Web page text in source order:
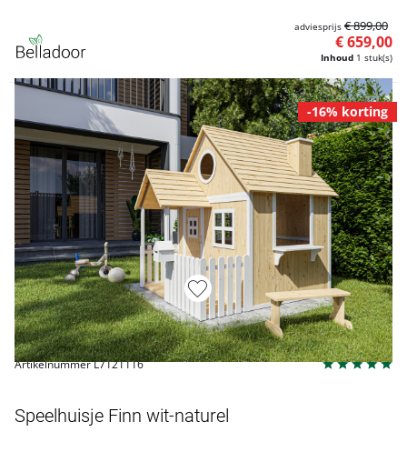
Inhoud 1 stuk(s)
€ 659,00
adviesprijs € 899,00
-16% korting
Artikelnummer L7121116
Speelhuisje Finn wit-naturel